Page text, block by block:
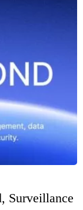
Surveillance